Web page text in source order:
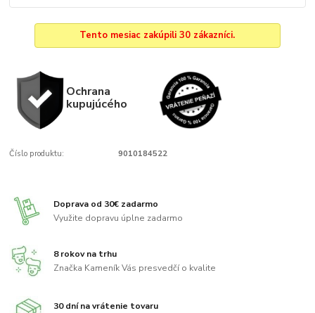
Tento mesiac zakúpili 30 zákazníci.
Ochrana
kupujúcého
Číslo produktu: 9010184522
Doprava od 30€ zadarmo
Využite dopravu úplne zadarmo
8 rokov na trhu
Značka Kameník Vás presvedčí o kvalite
30 dní na vrátenie tovaru